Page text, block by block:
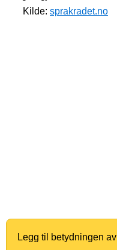
Kilde: sprakradet.no
Legg til betydningen av